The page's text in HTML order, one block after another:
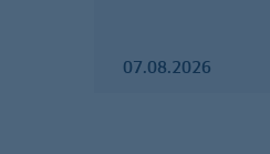
07.08.2026